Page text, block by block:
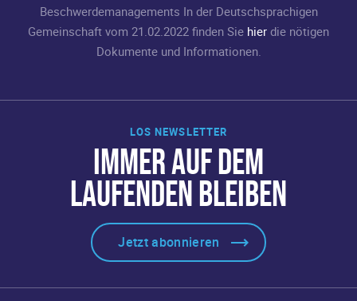
LOS NEWSLETTER
IMMER AUF DEM
LAUFENDEN BLEIBEN
Jetzt abonnieren
Beschwerdemanagements In der Deutschsprachigen
Gemeinschaft vom 21.02.2022 finden Sie hier die nötigen
Dokumente und Informationen.